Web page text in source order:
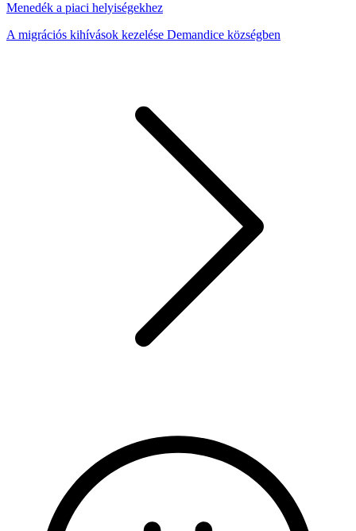
Menedék a piaci helyiségekhez
A migrációs kihívások kezelése Demandice községben